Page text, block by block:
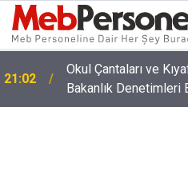
21:02
Okul Çantaları ve
Bakanlık Denetimleri